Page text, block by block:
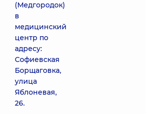
(Медгородок)
в
медицинский
центр по
адресу:
Софиевская
Борщаговка,
улица
Яблоневая,
26.